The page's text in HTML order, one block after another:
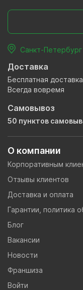
О компании
Корпоративным
Отзывы клиентов
Доставка и оплата
Гарантии, политика
Блог
Вакансии
Новости
Франшиза
Войти
Санкт-
Доставка
Бесплатная доставка
Всегда вовремя
Самовывоз
50 пунктов